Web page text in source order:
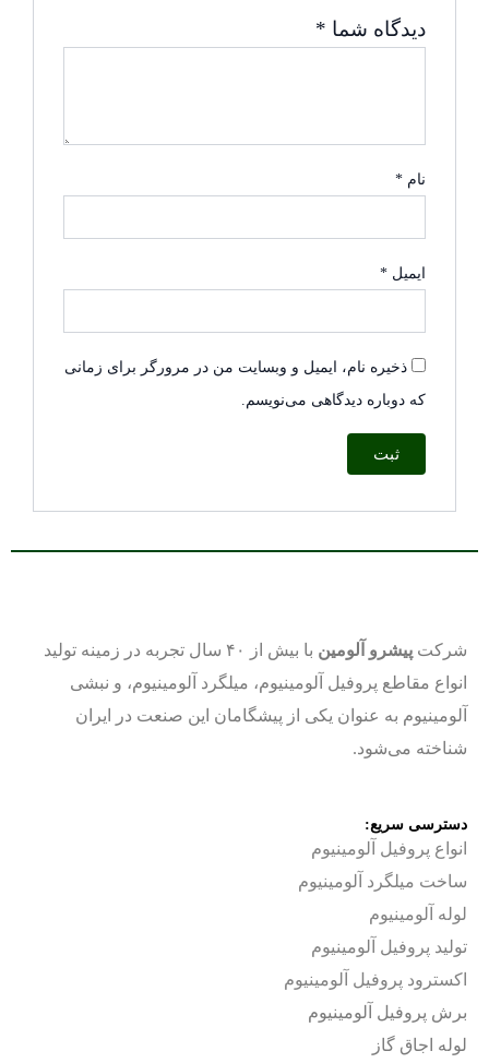
دیدگاه شما *
نام *
ایمیل *
ذخیره نام، ایمیل و وبسایت من در مرورگر برای زمانی
که دوباره دیدگاهی می‌نویسم.
شرکت پیشرو آلومین
با بیش از ۴۰ سال تجربه در زمینه تولید
انواع مقاطع پروفیل آلومینیوم، میلگرد آلومینیوم، و نبشی
آلومینیوم به عنوان یکی از پیشگامان این صنعت در ایران
شناخته می‌شود.
دسترسی سریع:
انواع پروفیل آلومینیوم
ساخت میلگرد آلومینیوم
لوله آلومینیوم
تولید پروفیل آلومینیوم
اکسترود پروفیل آلومینیوم
برش پروفیل آلومینیوم
لوله اجاق گاز